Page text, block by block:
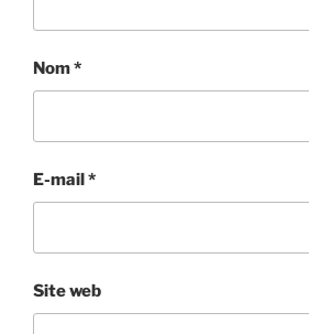
Nom*
E-mail*
Site web